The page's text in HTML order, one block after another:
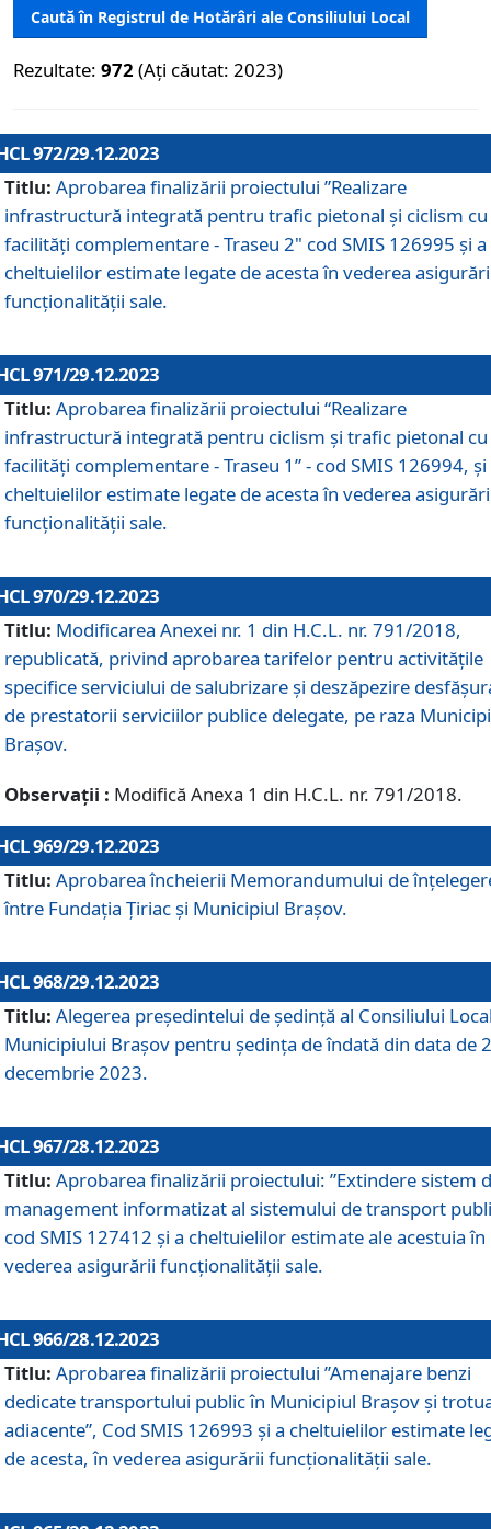
Caută în Registrul de Hotărâri ale Consiliului Local
Rezultate: 972 (Ați căutat: 2023)
972/29.12.2023
Titlu: Aprobarea finalizării proiectului ”Realizare
infrastructură integrată pentru trafic pietonal și ciclism cu
facilități complementare - Traseu 2" cod SMIS 126995 și a
cheltuielilor estimate legate de acesta în vederea
funcționalității sale.
971/29.12.2023
Titlu: Aprobarea finalizării proiectului “Realizare
infrastructură integrată pentru ciclism şi trafic pietonal cu
facilităţi complementare - Traseu 1” - cod SMIS 126994, și
cheltuielilor estimate legate de acesta în vederea
funcționalității sale.
970/29.12.2023
Titlu: Modificarea Anexei nr. 1 din H.C.L. nr. 791/2018,
republicată, privind aprobarea tarifelor pentru activitățile
specifice serviciului de salubrizare și deszăpezire
de prestatorii serviciilor publice delegate, pe raza
Brașov.
Observații : Modifică Anexa 1 din H.C.L. nr. 791/2018.
969/29.12.2023
Titlu: Aprobarea încheierii Memorandumului de
între Fundația Țiriac și Municipiul Brașov.
968/29.12.2023
Titlu: Alegerea preşedintelui de şedinţă al Consiliului
Municipiului Braşov pentru ședința de îndată din data de
decembrie 2023.
967/28.12.2023
Titlu: Aprobarea finalizării proiectului: ”Extindere sistem
management informatizat al sistemului de transport
cod SMIS 127412 și a cheltuielilor estimate ale acestuia în
vederea asigurării funcționalității sale.
966/28.12.2023
Titlu: Aprobarea finalizării proiectului ”Amenajare benzi
dedicate transportului public în Municipiul Brașov şi
adiacente”, Cod SMIS 126993 și a cheltuielilor estimate
de acesta, în vederea asigurării funcționalității sale.